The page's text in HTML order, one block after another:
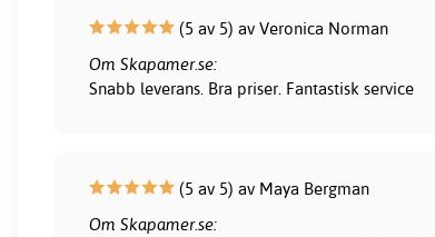
(5 av 5) av Veronica Norman
Om Skapamer.se:
Snabb leverans. Bra priser. Fantastisk service
(5 av 5) av Maya Bergman
Om Skapamer.se: